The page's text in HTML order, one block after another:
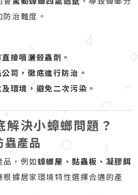
治難度。
接噴灑殺蟲劑。
司，徹底進行防治。
環境，避免二次污染。
解決小蟑螂問題？
產品
，例如蟑螂屋、黏蟲板、凝膠餌
根據居家環境特性選擇合適的產